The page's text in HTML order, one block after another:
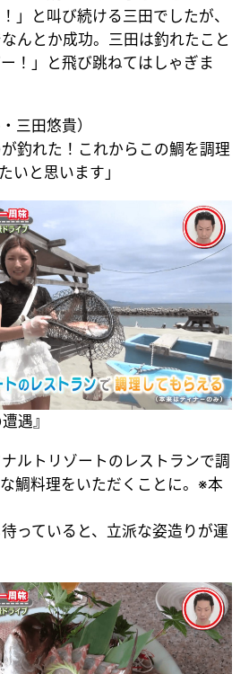
」と叫び続ける三田でしたが、
んとか成功。三田は釣れたこと
！」と飛び跳ねてはしゃぎま
三田悠貴）
が釣れた！これからこの鯛を調理
いと思います」
遇』
ルトリゾートのレストランで調
鯛料理をいただくことに。※本
っていると、立派な姿造りが運